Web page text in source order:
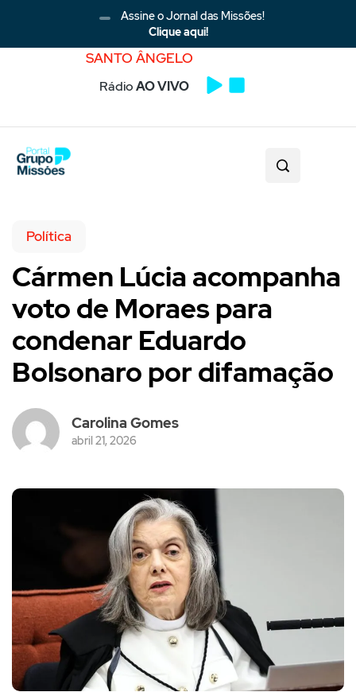
Assine o Jornal das Missões!
Clique aqui!
SANTO ÂNGELO
RádioAO VIVO
Política
Cármen Lúcia acompanha
voto de Moraes para
condenar Eduardo
Bolsonaro por difamação
Carolina Gomes
abril 21, 2026